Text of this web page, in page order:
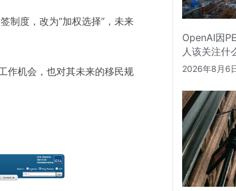
制度，改为“加权选择”，未来
作机会，也对其未来的移民规
OpenAI因
人该关注什
2026年8月6